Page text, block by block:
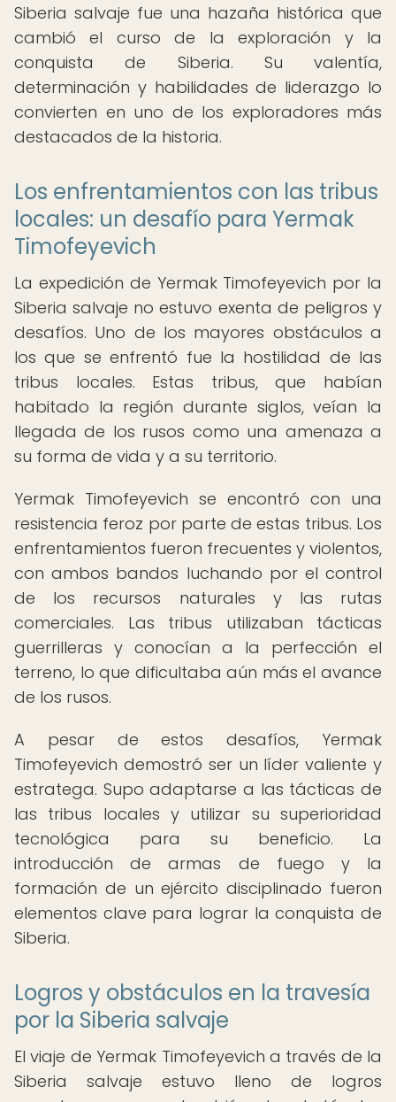
Siberia salvaje fue una hazaña histórica que
cambió el curso de la exploración y la
conquista de Siberia. Su valentía,
determinación y habilidades de liderazgo lo
convierten en uno de los exploradores más
destacados de la historia.
Los enfrentamientos con las tribus
locales: un desafío para Yermak
Timofeyevich
La expedición de Yermak Timofeyevich por la
Siberia salvaje no estuvo exenta de peligros y
desafíos. Uno de los mayores obstáculos a
los que se enfrentó fue la hostilidad de las
tribus locales. Estas tribus, que habían
habitado la región durante siglos, veían la
llegada de los rusos como una amenaza a
su forma de vida y a su territorio.
Yermak Timofeyevich se encontró con una
resistencia feroz por parte de estas tribus. Los
enfrentamientos fueron frecuentes y violentos,
con ambos bandos luchando por el control
de los recursos naturales y las rutas
comerciales. Las tribus utilizaban tácticas
guerrilleras y conocían a la perfección el
terreno, lo que dificultaba aún más el avance
de los rusos.
A pesar de estos desafíos, Yermak
Timofeyevich demostró ser un líder valiente y
estratega. Supo adaptarse a las tácticas de
las tribus locales y utilizar su superioridad
tecnológica para su beneficio. La
introducción de armas de fuego y la
formación de un ejército disciplinado fueron
elementos clave para lograr la conquista de
Siberia.
Logros y obstáculos en la travesía
por la Siberia salvaje
El viaje de Yermak Timofeyevich a través de la
Siberia salvaje estuvo lleno de logros